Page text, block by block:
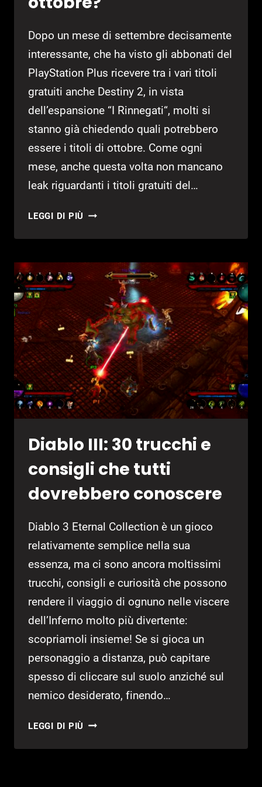
Dopo un mese di settembre decisamente
interessante, che ha visto gli abbonati del
PlayStation Plus ricevere tra i vari titoli
gratuiti anche Destiny 2, in vista
dell’espansione “I Rinnegati“, molti si
stanno già chiedendo quali potrebbero
essere i titoli di ottobre. Come ogni
mese, anche questa volta non mancano
leak riguardanti i titoli gratuiti del…
LEGGI DI PIÙ PLAYSTATION
DIABLO
GIOCHI
DI
OTTOBRE?
Diablo III: 30 trucchi e
consigli che tutti
dovrebbero conoscere
Diablo 3 Eternal Collection è un gioco
relativamente semplice nella sua
essenza, ma ci sono ancora moltissimi
trucchi, consigli e curiosità che possono
rendere il viaggio di ognuno nelle viscere
dell’Inferno molto più divertente:
scopriamoli insieme! Se si gioca un
personaggio a distanza, può capitare
spesso di cliccare sul suolo anziché sul
nemico desiderato, finendo…
LEGGI DI PIÙ DIABLO
30